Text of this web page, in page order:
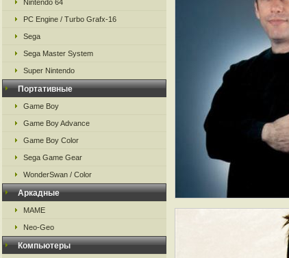
Nintendo 64
PC Engine / Turbo Grafx-16
Sega
Sega Master System
Super Nintendo
Портативные
Game Boy
Game Boy Advance
Game Boy Color
Sega Game Gear
WonderSwan / Color
Аркадные
MAME
Neo-Geo
Компьютеры